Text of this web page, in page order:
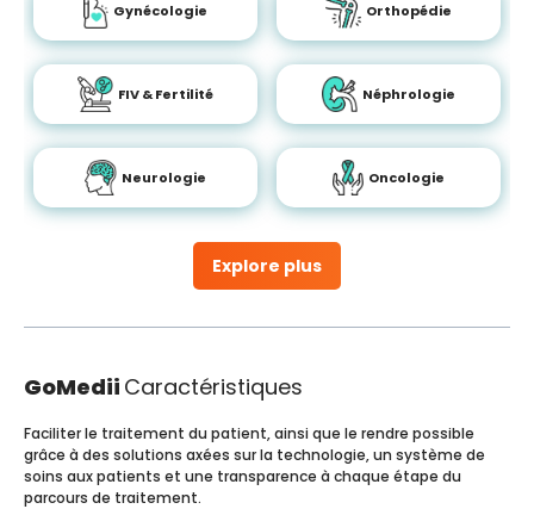
Explore plus
Gynécologie Orthopédie
FIV & Fertilité Néphrologie
Neurologie Oncologie
GoMedii Caractéristiques
Faciliter le traitement du patient, ainsi que le rendre possible
grâce à des solutions axées sur la technologie, un système de
soins aux patients et une transparence à chaque étape du
parcours de traitement.